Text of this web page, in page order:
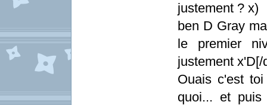
justement ? x)
ben D Gray
le premier
justement x'D[/
Ouais c'est
quoi... et